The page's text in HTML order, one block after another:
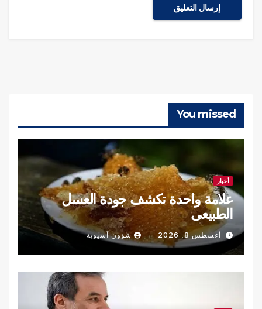
You missed
أخبار
علامة واحدة تكشف جودة العسل
الطبيعي
أغسطس 8, 2026 شؤون آسيوية